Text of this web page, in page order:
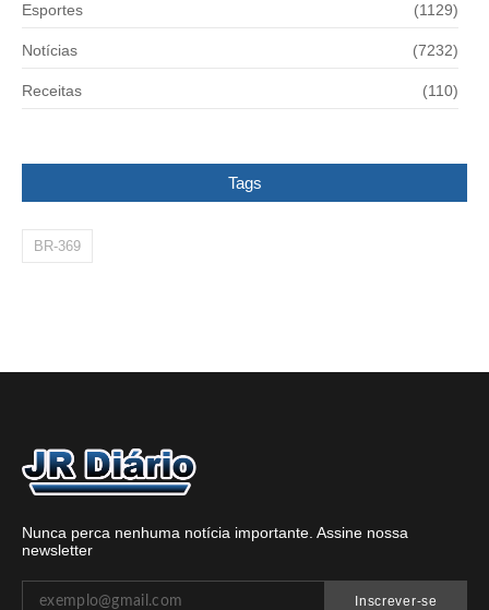
Esportes (1129)
Notícias (7232)
Receitas (110)
Tags
BR-369
Nunca perca nenhuma notícia importante. Assine nossa
newsletter
Inscrever-se